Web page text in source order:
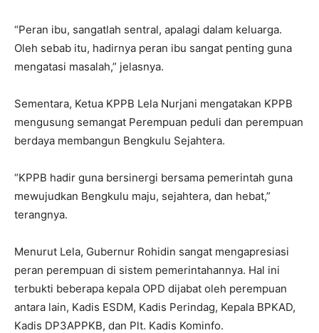
“Peran ibu, sangatlah sentral, apalagi dalam keluarga.
Oleh sebab itu, hadirnya peran ibu sangat penting guna
mengatasi masalah,” jelasnya.
Sementara, Ketua KPPB Lela Nurjani mengatakan KPPB
mengusung semangat Perempuan peduli dan perempuan
berdaya membangun Bengkulu Sejahtera.
“KPPB hadir guna bersinergi bersama pemerintah guna
mewujudkan Bengkulu maju, sejahtera, dan hebat,”
terangnya.
Menurut Lela, Gubernur Rohidin sangat mengapresiasi
peran perempuan di sistem pemerintahannya. Hal ini
terbukti beberapa kepala OPD dijabat oleh perempuan
antara lain, Kadis ESDM, Kadis Perindag, Kepala BPKAD,
Kadis DP3APPKB, dan Plt. Kadis Kominfo.